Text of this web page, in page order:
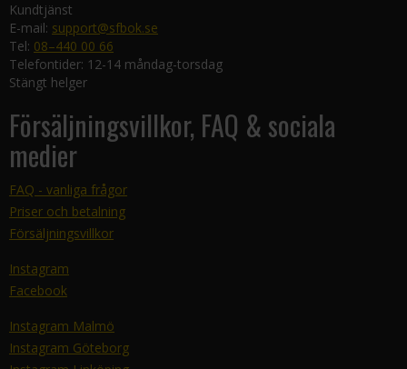
Kundtjänst
E-mail: support@sfbok.se
Tel: 08–440 00 66
Telefontider: 12-14 måndag-torsdag
Stängt helger
Försäljningsvillkor, FAQ & sociala
medier
FAQ - vanliga frågor
Priser och betalning
Försäljningsvillkor
Instagram
Facebook
Instagram Malmö
Instagram Göteborg